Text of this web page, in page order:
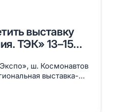
выставку
ТЭК» 13–15
ш. Космонавтов
выставка-
и
комплекса